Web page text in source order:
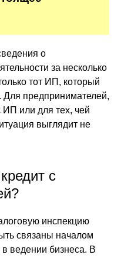
о
за несколько
тот ИП, который
Для предпринимателей,
ИП или для тех, чей
выглядит не
с
инспекцию
связаны началом
ведении бизнеса. В